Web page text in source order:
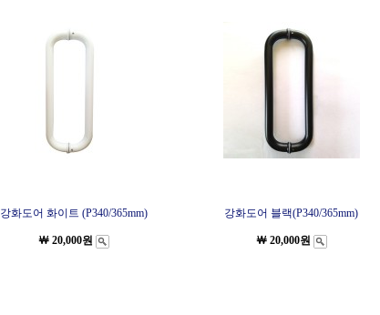
강화도어 화이트 (P340/365mm)
￦ 20,000원
강화도어 블랙(P340/365mm)
￦ 20,000원